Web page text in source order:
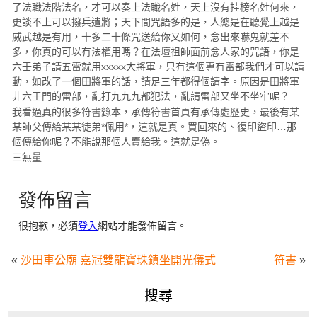
了法職法階法名，才可以奏上法職名姓，天上沒有挂榜名姓何來，
更談不上可以撥兵遣將；天下間咒語多的是，人總是在聽覺上越是
威武越是有用，十多二十條咒送給你又如何，念出來嚇鬼就差不
多，你真的可以有法權用嗎？在法壇祖師面前念人家的咒語，你是
六壬弟子請五雷就用xxxxx大將軍，只有這個專有雷部我們才可以請
動，如改了一個田將軍的話，請足三年都得個請字。原因是田將軍
非六壬門的雷部，亂打九九九都犯法，亂請雷部又坐不坐牢呢？
我看過真的很多符書籙本，承傳符書首頁有承傳處歷史，最後有某
某師父傳給某某徒弟*佩用*，這就是真。買回來的、復印盜印…那
個傳給你呢？不能說那個人賣給我。這就是偽。
三無量
發佈留言
很抱歉，必須登入網站才能發佈留言。
«沙田車公廟 嘉冠雙龍寶珠鎮坐開光儀式 符書»
搜尋